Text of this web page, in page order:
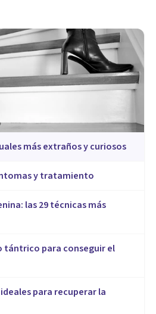
más extraños y curiosos
y tratamiento
las 29 técnicas más
tántrico para conseguir el
para recuperar la